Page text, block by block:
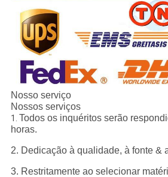
Nosso serviço
Nossos serviços
1. Todos os inquéritos serão
horas.
2. Dedicação à qualidade, à fonte &
3. Restritamente ao selecionar